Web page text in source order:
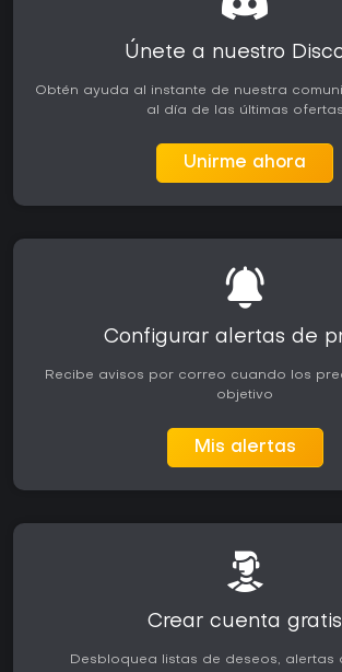
Únete a nuestro
Obtén ayuda al instante de nuestra
al día de las últimas ofertas
Unirme ahora
Configurar alertas de
Recibe avisos por correo cuando los
objetivo
Mis alertas
Crear cuenta gratis
Desbloquea listas de deseos, alertas